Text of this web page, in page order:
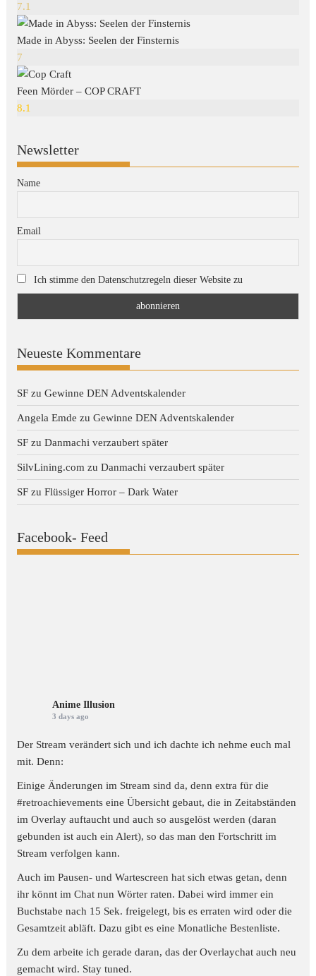
7.1
Made in Abyss: Seelen der Finsternis
7
Feen Mörder – COP CRAFT
8.1
Newsletter
Name
Email
Ich stimme den Datenschutzregeln dieser Website zu
Neueste Kommentare
SF zuGewinne DEN Adventskalender
Angela Emde zuGewinne DEN Adventskalender
SF zuDanmachi verzaubert später
SilvLining.com zuDanmachi verzaubert später
SF zuFlüssiger Horror – Dark Water
Facebook- Feed
Anime Illusion
3 days ago
Der Stream verändert sich und ich dachte ich nehme euch mal
mit. Denn:
Einige Änderungen im Stream sind da, denn extra für die
#retroachievements eine Übersicht gebaut, die in Zeitabständen
im Overlay auftaucht und auch so ausgelöst werden (daran
gebunden ist auch ein Alert), so das man den Fortschritt im
Stream verfolgen kann.
Auch im Pausen- und Wartescreen hat sich etwas getan, denn
ihr könnt im Chat nun Wörter raten. Dabei wird immer ein
Buchstabe nach 15 Sek. freigelegt, bis es erraten wird oder die
Gesamtzeit abläft. Dazu gibt es eine Monatliche Bestenliste.
Zu dem arbeite ich gerade daran, das der Overlaychat auch neu
gemacht wird. Stay tuned.